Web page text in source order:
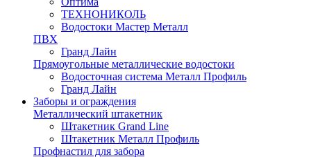
ТЕХНОНИКОЛЬ
Водостоки Мастер Металл
ПВХ
Гранд Лайн
Прямоугольные металлические водостоки
Водосточная система Металл Профиль
Гранд Лайн
Заборы и ограждения
Металлический штакетник
Штакетник Grand Line
Штакетник Металл Профиль
Профнастил для забора